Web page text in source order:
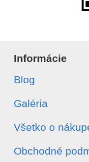
Informácie
Blog
Galéria
Všetko o
Obchodné